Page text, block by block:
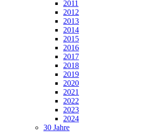
2011
2012
2013
2014
2015
2016
2017
2018
2019
2020
2021
2022
2023
2024
30 Jahre